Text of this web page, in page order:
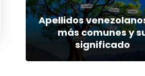
Apellidos
más comunes y
significado